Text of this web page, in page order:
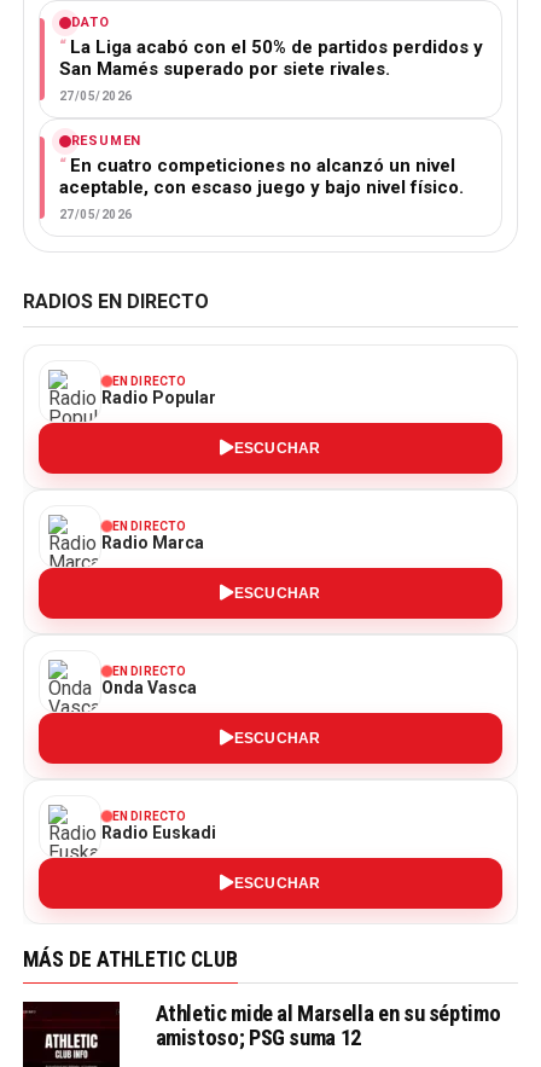
DATO
La Liga acabó con el 50% de partidos perdidos y
San Mamés superado por siete rivales.
27/05/2026
RESUMEN
En cuatro competiciones no alcanzó un nivel
aceptable, con escaso juego y bajo nivel físico.
27/05/2026
RADIOS EN DIRECTO
EN DIRECTO
Radio Popular
ESCUCHAR
EN DIRECTO
Radio Marca
ESCUCHAR
EN DIRECTO
Onda Vasca
ESCUCHAR
EN DIRECTO
Radio Euskadi
ESCUCHAR
MÁS DE ATHLETIC CLUB
Athletic mide al Marsella en su séptimo
amistoso; PSG suma 12